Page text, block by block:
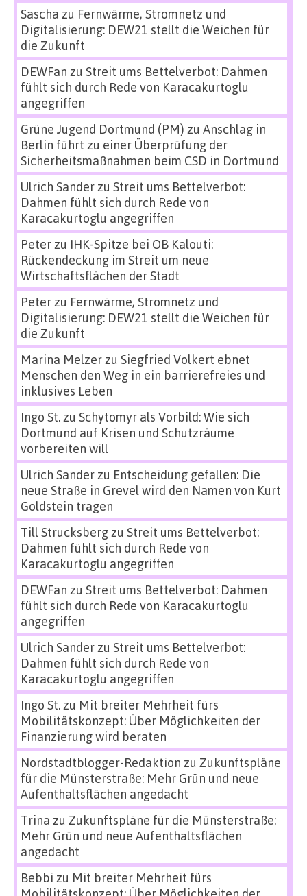
Sascha zu Fernwärme, Stromnetz und
Digitalisierung: DEW21 stellt die Weichen für
die Zukunft
DEWFan zu Streit ums Bettelverbot: Dahmen
fühlt sich durch Rede von Karacakurtoglu
angegriffen
Grüne Jugend Dortmund (PM) zu Anschlag in
Berlin führt zu einer Überprüfung der
Sicherheitsmaßnahmen beim CSD in Dortmund
Ulrich Sanderzu Streit ums Bettelverbot:
Dahmen fühlt sich durch Rede von
Karacakurtoglu angegriffen
Peterzu IHK-Spitze bei OB Kalouti:
Rückendeckung im Streit um neue
Wirtschaftsflächen der Stadt
Peterzu Fernwärme, Stromnetz und
Digitalisierung: DEW21 stellt die Weichen für
die Zukunft
Marina Melzerzu Siegfried Volkert ebnet
Menschen den Weg in ein barrierefreies und
inklusives Leben
Ingo St.zu Schytomyr als Vorbild: Wie sich
Dortmund auf Krisen und Schutzräume
vorbereiten will
Ulrich Sanderzu Entscheidung gefallen: Die
neue Straße in Grevel wird den Namen von Kurt
Goldstein tragen
Till Strucksbergzu Streit ums Bettelverbot:
Dahmen fühlt sich durch Rede von
Karacakurtoglu angegriffen
DEWFan zu Streit ums Bettelverbot: Dahmen
fühlt sich durch Rede von Karacakurtoglu
angegriffen
Ulrich Sanderzu Streit ums Bettelverbot:
Dahmen fühlt sich durch Rede von
Karacakurtoglu angegriffen
Ingo St.zu Mit breiter Mehrheit fürs
Mobilitätskonzept: Über Möglichkeiten der
Finanzierung wird beraten
Nordstadtblogger-Redaktion zu Zukunftspläne
für die Münsterstraße: Mehr Grün und neue
Aufenthaltsflächen angedacht
Trina zu Zukunftspläne für die Münsterstraße:
Mehr Grün und neue Aufenthaltsflächen
angedacht
Bebbi zu Mit breiter Mehrheit fürs